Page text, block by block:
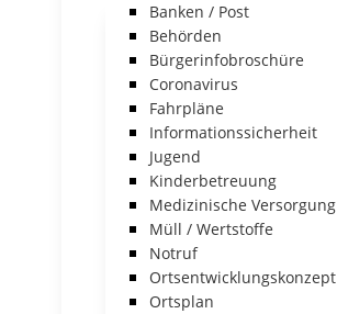
Banken / Post
Behörden
Bürgerinfobroschüre
Coronavirus
Fahrpläne
Informationssicherheit
Jugend
Kinderbetreuung
Medizinische Versorgung
Müll / Wertstoffe
Notruf
Ortsentwicklungskonzept
Ortsplan